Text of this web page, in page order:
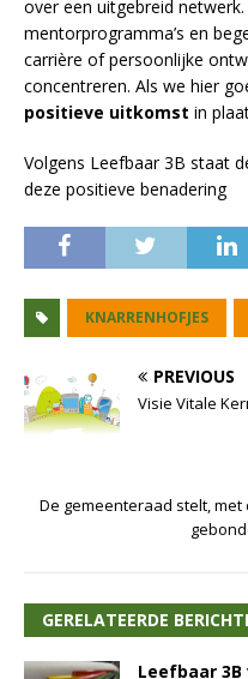
over een uitgebreid
mentorprogramma’s en
carrière of persoonlijke
concentreren. Als we hier
positieve uitkomst in
Volgens Leefbaar 3B staat
deze positieve benadering
KNARRENHOFJES
PREVIOUS
Visie Vitale
De gemeenteraad stelt,
GERELATEERDE
Leefbaar